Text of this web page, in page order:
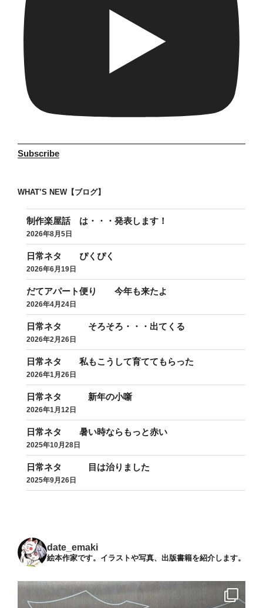
Subscribe
WHAT’S NEW【ブログ】
制作楽屋話 は・・・発表します！
2026年8月5日
日常ネタ ぴくぴく
2026年6月19日
だてアパート便り 今年も来たよ
2026年4月24日
日常ネタ そろそろ・・・出てくる
2026年2月26日
日常ネタ 私もこうして育ててもらった
2026年1月26日
日常ネタ 新年の小噺
2026年1月12日
日常ネタ 暑い時ならもっと赤い
2025年10月28日
日常ネタ 目は治りました
2025年9月26日
date_emaki
絵本作家です。イラストや写真、出版書籍を紹介します。